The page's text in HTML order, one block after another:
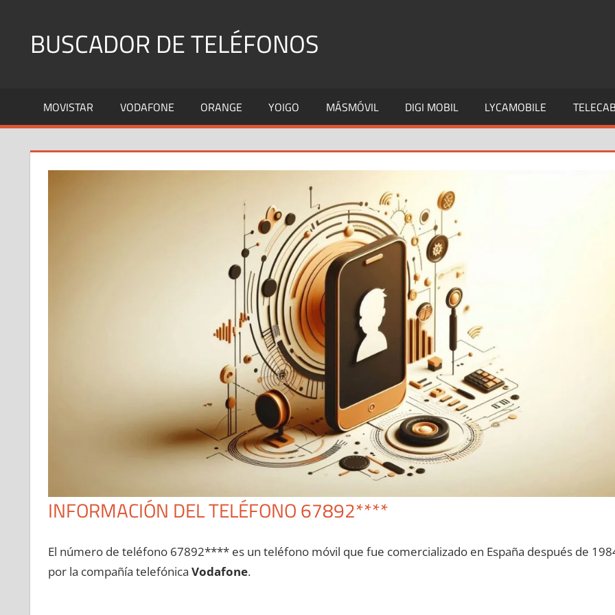
contenidoBUSCADOR DE TELÉFONOS
Fijos
y
MOVISTAR VODAFONE ORANGE YOIGO MÁSMÓVIL DIGI MOBIL LYCAMOBILE
INFORMACIÓN DEL TELÉFONO 67892****
El número dе teléfono 67892**** es un teléfono móvil quе fue comercializado en España después dе
pοr la compañía telefónica Vodafone.